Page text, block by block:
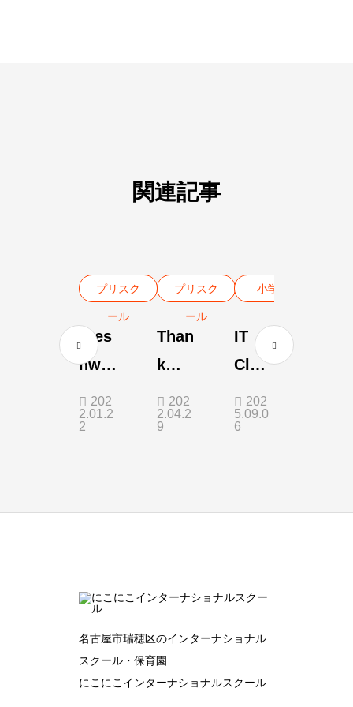
関連記事
プリスク
ール
Fres
hwat
er
Aqua
202
2.01.2
2
プリスク
ール
Than
k
You
So
202
2.04.2
9
小学校
IT
Clas
s 202
5.09.0
6
名古屋市瑞穂区のインターナショナル
スクール・保育園
にこにこインターナショナルスクール